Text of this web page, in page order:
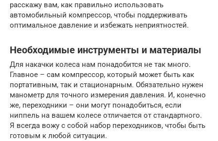
расскажу вам, как правильно использовать
автомобильный компрессор, чтобы поддерживать
оптимальное давление и избежать неприятностей.
Необходимые инструменты и материалы
Для накачки колеса нам понадобится не так много.
Главное – сам компрессор, который может быть как
портативным, так и стационарным. Обязательно нужен
манометр для точного измерения давления. И, конечно
же, переходники – они могут понадобиться, если
ниппель на вашем колесе отличается от стандартного.
Я всегда вожу с собой набор переходников, чтобы быть
готовым к любой ситуации.